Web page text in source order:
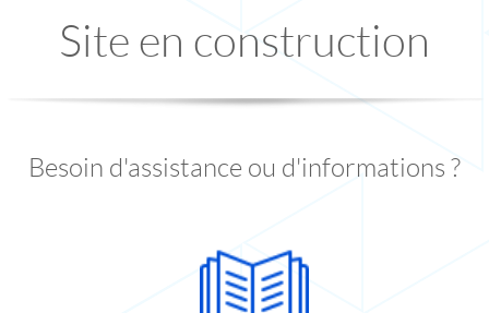
Site en construction
Besoin d'assistance ou d'informations ?